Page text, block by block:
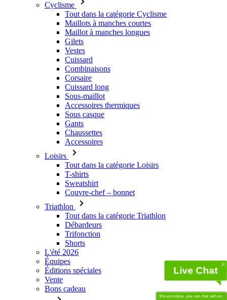
Cyclisme
Tout dans la catégorie Cyclisme
Maillots à manches courtes
Maillot à manches longues
Gilets
Vestes
Cuissard
Combinaisons
Corsaire
Cuissard long
Sous-maillot
Accessoires thermiques
Sous casque
Gants
Chaussettes
Accessoires
Loisirs
Tout dans la catégorie Loisirs
T-shirts
Sweatshirt
Couvre-chef – bonnet
Triathlon
Tout dans la catégorie Triathlon
Débardeurs
Trifonction
Shorts
L'été 2026
Équipes
Éditions spéciales
Vente
Bons cadeau
Live Chat
We are online, you can chat with us.